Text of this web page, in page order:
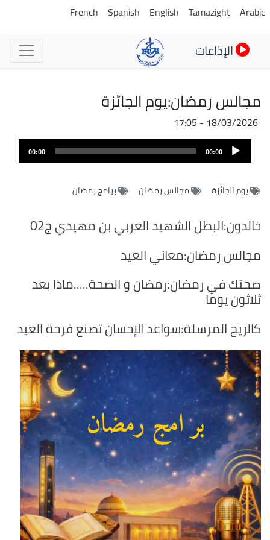
تجاوز
Arabic
Tamazight
English
Spanish
French
الإذاعات
مجالس رمضان:يوم الجائزة
18/03/2026 - 17:05
ملف
الصوت
Audio
Player
00:00
00:00
يوم الجائزة مجالس رمضان برامج رمضان
خالدون:البطل الشهيد العربي بن مهيدي ج02
مجالس رمضان:معاني العيد
صحتك في رمضان:رمضان و الصحة.....ماذا بعد
ثلاثون يوما
كالريح المرسلة:سواعد الإحسان تصنع فرحة العيد